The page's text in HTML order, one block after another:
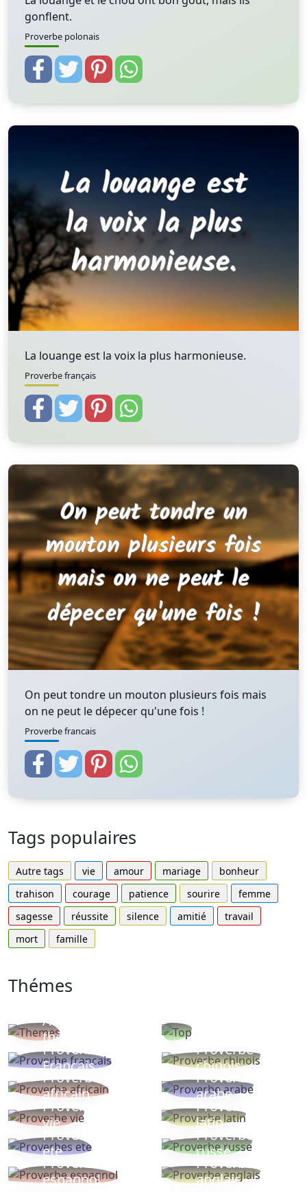
gonflent.
Proverbe polonais
La louange est la voix la plus harmonieuse.
Proverbe français
On peut tondre un mouton plusieurs fois mais
on ne peut le dépecer qu'une fois !
Proverbe francais
Tags populaires
Autre tags vie amour mariage
bonheur
trahison
courage patience sourire
femme
sagesse
réussite silence amitié
travail
mort
famille
Thémes
Autres
thèmes
Proverbe
Français
Proverbe
chinois
Proverbe
africain
Proverbe
arabe
Proverbe
vie
Proverbe
latin
Proverbes
ete
Proverbe
russe
Proverbe
espagnol
Proverbe
anglais